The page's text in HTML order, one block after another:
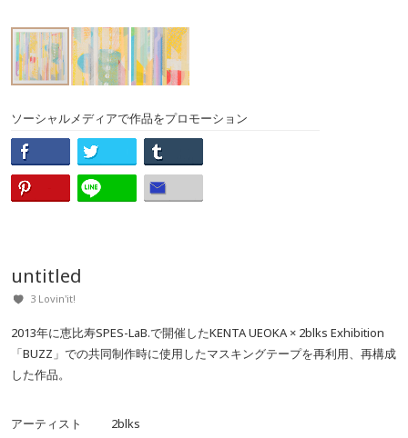
ソーシャルメディアで作品をプロモーション
untitled
3 Lovin'it!
2013年に恵比寿SPES-LaB.で開催したKENTA UEOKA × 2blks Exhibition
「BUZZ」での共同制作時に使用したマスキングテープを再利用、再構成
した作品。
アーティスト 2blks